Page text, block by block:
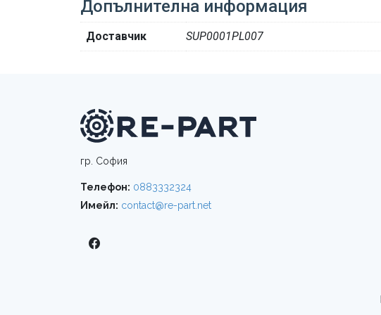
Допълнителна информация
Доставчик SUP0001PL007
гр. София
Телефон: 0883332324
Имейл: contact@re-part.net